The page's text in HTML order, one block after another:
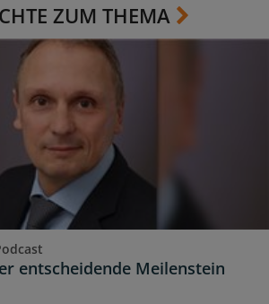
ZUM THEMA
entscheidende Meilenstein